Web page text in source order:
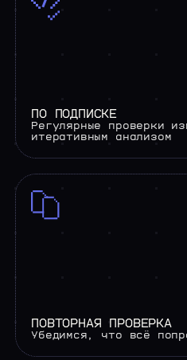
ПО ПОДПИСКЕ
Регулярные проверки
итеративным анализом
ПОВТОРНАЯ ПРОВЕРКА
Убедимся, что всё